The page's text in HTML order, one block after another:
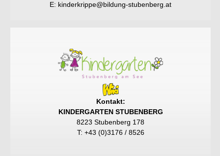
E: kinderkrippe@bildung-stubenberg.at
Kontakt:
KINDERGARTEN STUBENBERG
8223 Stubenberg 178
T: +43 (0)3176 / 8526